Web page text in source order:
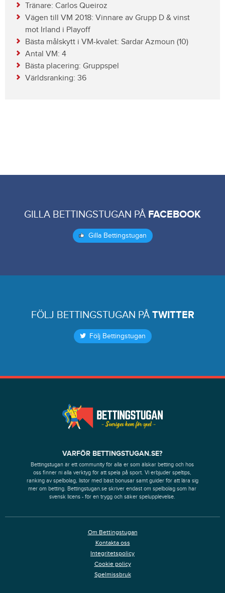
Tränare: Carlos Queiroz
Vägen till VM 2018: Vinnare av Grupp D & vinst
mot Irland i Playoff
Bästa målskytt i VM-kvalet: Sardar Azmoun (10)
Antal VM: 4
Bästa placering: Gruppspel
Världsranking: 36
GILLA BETTINGSTUGAN PÅ FACEBOOK
Gilla Bettingstugan
FÖLJ BETTINGSTUGAN PÅ TWITTER
Följ Bettingstugan
VARFÖR BETTINGSTUGAN.SE?
Bettingstugan är ett community för alla er som älskar betting och hos
oss finner ni alla verktyg för att spela på sport. Vi erbjuder speltips,
ranking av spelbolag, listor med bäst bonusar samt guider för att lära sig
mer om betting. Bettingstugan.se skriver endast om spelbolag som har
svensk licens - för en trygg och säker spelupplevelse.
Om Bettingstugan
Kontakta oss
Integritetspolicy
Cookie policy
Spelmissbruk